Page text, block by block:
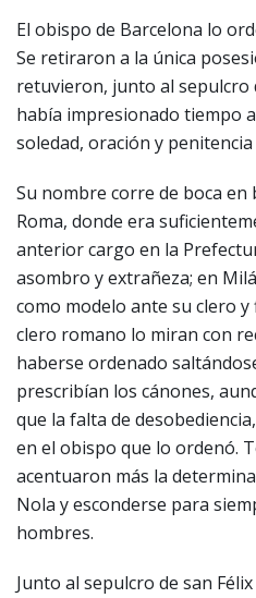
El obispo de Barcelona lo
Se retiraron a la única
retuvieron, junto al sepulcro
había impresionado tiempo
soledad, oración y
Su nombre corre de boca en
Roma, donde era
anterior cargo en la
asombro y extrañeza; en
como modelo ante su clero y
clero romano lo miran con
haberse ordenado
prescribían los cánones,
que la falta de
en el obispo que lo ordenó.
acentuaron más la
Nola y esconderse para
hombres.
Junto al sepulcro de san